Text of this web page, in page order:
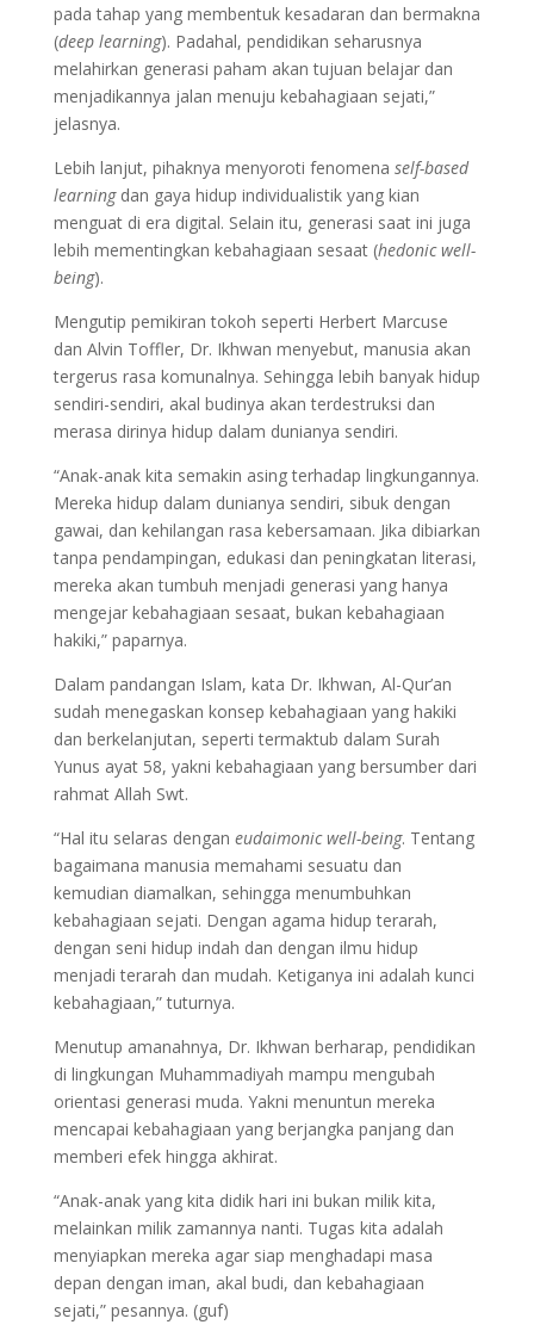
pada tahap yang membentuk kesadaran dan bermakna
(deep learning). Padahal, pendidikan seharusnya
melahirkan generasi paham akan tujuan belajar dan
menjadikannya jalan menuju kebahagiaan sejati,”
jelasnya.
Lebih lanjut, pihaknya menyoroti fenomena self-based
learningdan gaya hidup individualistik yang kian
menguat di era digital. Selain itu, generasi saat ini juga
lebih mementingkan kebahagiaan sesaat (hedonic well-
being).
Mengutip pemikiran tokoh seperti Herbert Marcuse
dan Alvin Toffler, Dr. Ikhwan menyebut, manusia akan
tergerus rasa komunalnya. Sehingga lebih banyak hidup
sendiri-sendiri, akal budinya akan terdestruksi dan
merasa dirinya hidup dalam dunianya sendiri.
“Anak-anak kita semakin asing terhadap lingkungannya.
Mereka hidup dalam dunianya sendiri, sibuk dengan
gawai, dan kehilangan rasa kebersamaan. Jika dibiarkan
tanpa pendampingan, edukasi dan peningkatan literasi,
mereka akan tumbuh menjadi generasi yang hanya
mengejar kebahagiaan sesaat, bukan kebahagiaan
hakiki,” paparnya.
Dalam pandangan Islam, kata Dr. Ikhwan, Al-Qur’an
sudah menegaskan konsep kebahagiaan yang hakiki
dan berkelanjutan, seperti termaktub dalam Surah
Yunus ayat 58, yakni kebahagiaan yang bersumber dari
rahmat Allah Swt.
“Hal itu selaras dengan eudaimonic well-being. Tentang
bagaimana manusia memahami sesuatu dan
kemudian diamalkan, sehingga menumbuhkan
kebahagiaan sejati. Dengan agama hidup terarah,
dengan seni hidup indah dan dengan ilmu hidup
menjadi terarah dan mudah. Ketiganya ini adalah kunci
kebahagiaan,” tuturnya.
Menutup amanahnya, Dr. Ikhwan berharap, pendidikan
di lingkungan Muhammadiyah mampu mengubah
orientasi generasi muda. Yakni menuntun mereka
mencapai kebahagiaan yang berjangka panjang dan
memberi efek hingga akhirat.
“Anak-anak yang kita didik hari ini bukan milik kita,
melainkan milik zamannya nanti. Tugas kita adalah
menyiapkan mereka agar siap menghadapi masa
depan dengan iman, akal budi, dan kebahagiaan
sejati,” pesannya. (guf)